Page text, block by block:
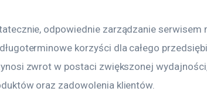
odpowiednie zarządzanie serwisem
korzyści dla całego
zwrot w postaci zwiększonej
oraz zadowolenia klientów.